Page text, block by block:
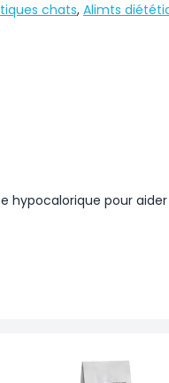
chats, Alimts
hypocalorique pour